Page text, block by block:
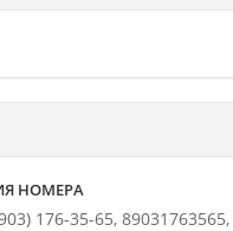
НОМЕРА
176-35-65, 89031763565,